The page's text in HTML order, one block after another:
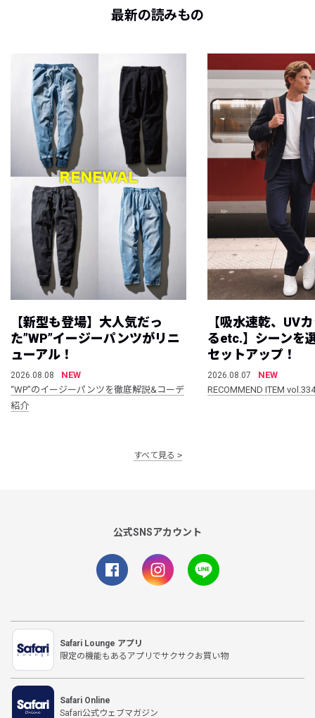
最新の読みもの
【新型も登場】大人気だっ
た”WP”イージーパンツがリニ
ューアル！
2026.08.08
NEW
“WP”のイージーパンツを徹底解説&コーデ
紹介
【吸水速乾、UV
るetc.】シーンを
セットアップ！
2026.08.07
NEW
RECOMMEND ITEM vol.334
すべて見る
公式SNSアカウント
Safari Lounge アプリ
限定の機能もあるアプリでサクサクお買い物
Safari Online
Safari公式ウェブマガジン